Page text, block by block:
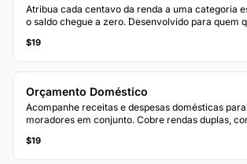
Atribua cada centavo da renda a uma categoria
o saldo chegue a zero. Desenvolvido para quem
$19
Orçamento Doméstico
Acompanhe receitas e despesas domésticas
moradores em conjunto. Cobre rendas duplas,
$19